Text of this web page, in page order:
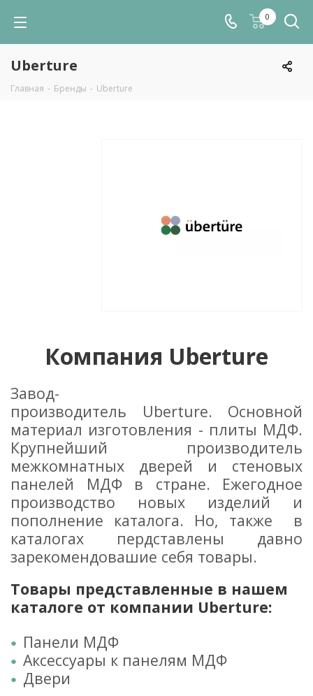
0
Uberture
Главная - Бренды - Uberture
Компания Uberture
Завод-
производитель Uberture. Основной
материал изготовления - плиты МДФ.
Крупнейший производитель
межкомнатных дверей и стеновых
панелей МДФ в стране. Ежегодное
производство новых изделий и
пополнение каталога. Но, также в
каталогах пердставлены давно
зарекомендовашие себя товары.
Товары представленные в нашем
каталоге от компании Uberture:
Панели МДФ
Аксессуары к панелям МДФ
Двери